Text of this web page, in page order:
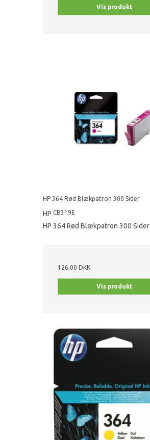
Vis produkt
HP 364 Rød Blækpatron 300 Sider
HP CB319E
HP 364 Rød Blækpatron 300 Sider
126,00 DKK
Vis produkt